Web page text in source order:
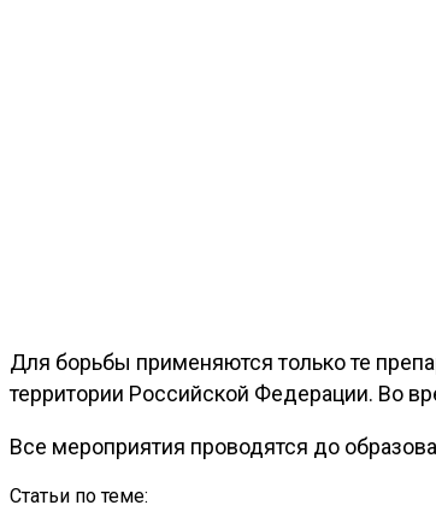
Для борьбы применяются только те
территории Российской Федерации. Во
Все мероприятия проводятся до
Статьи по теме: